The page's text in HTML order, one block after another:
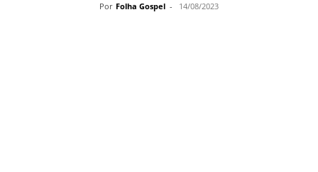
Por Folha Gospel - 14/08/2023